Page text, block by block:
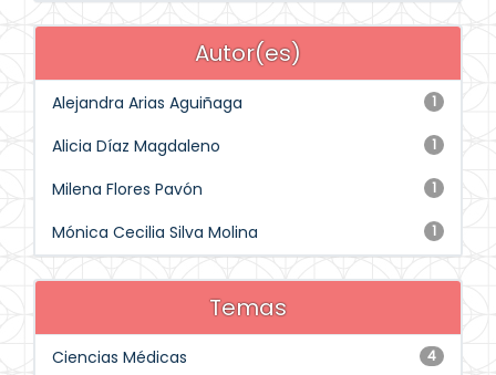
Autor(es)
1
Alejandra Arias Aguiñaga
1
Alicia Díaz Magdaleno
1
Milena Flores Pavón
1
Mónica Cecilia Silva Molina
Temas
4
Ciencias Médicas